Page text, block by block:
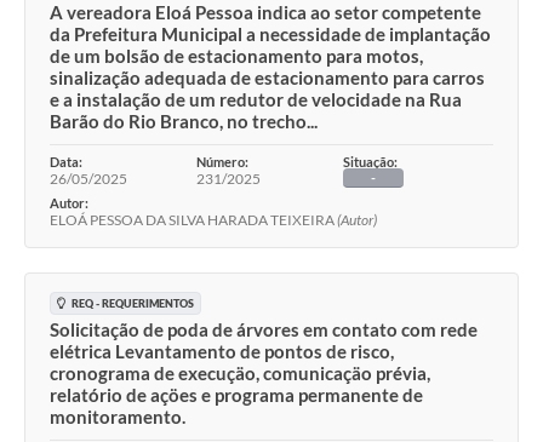
A vereadora Eloá Pessoa indica ao setor competente
da Prefeitura Municipal a necessidade de implantação
de um bolsão de estacionamento para motos,
sinalização adequada de estacionamento para carros
e a instalação de um redutor de velocidade na Rua
Barão do Rio Branco, no trecho...
Data:
26/05/2025
Número:
231/2025
Situação:
-
Autor:
ELOÁ PESSOA DA SILVA HARADA TEIXEIRA(Autor)
REQ - REQUERIMENTOS
Solicitação de poda de árvores em contato com rede
elétrica Levantamento de pontos de risco,
cronograma de execuçäo, comunicaçäo prévia,
relatório de açöes e programa permanente de
monitoramento.